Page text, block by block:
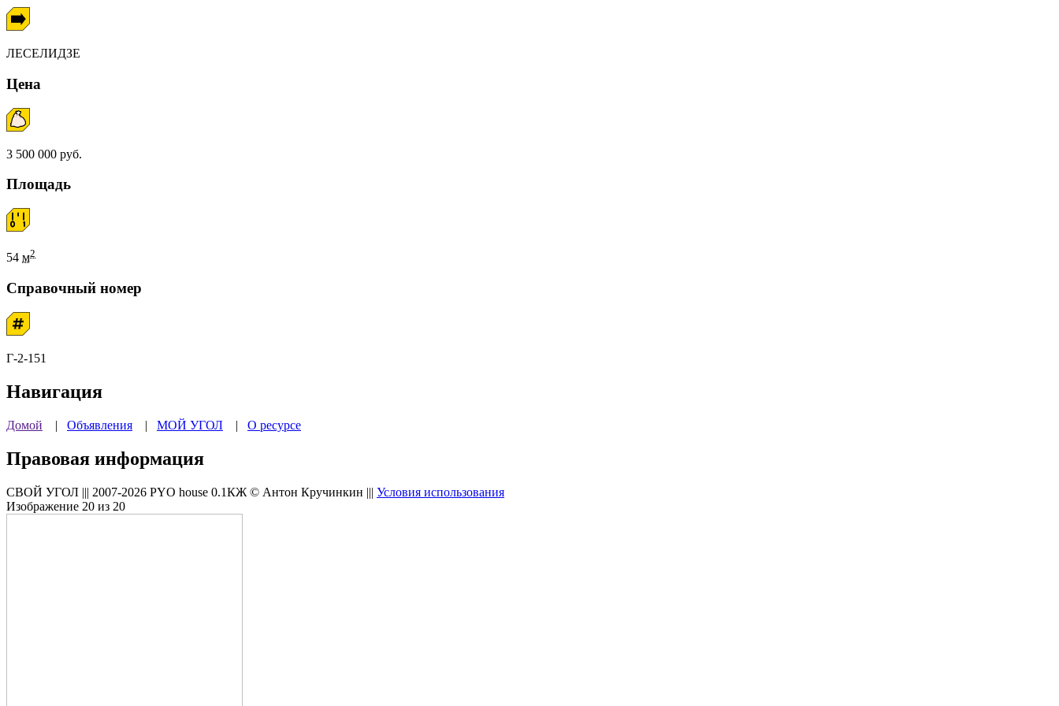
ЛЕСЕЛИДЗЕ
Цена
3 500 000 руб.
Площадь
54 м2
Справочный номер
Г-2-151
Навигация
Домой | Объявления | МОЙ УГОЛ | О ресурсе
Правовая информация
СВОЙ УГОЛ ||| 2007-2026 PYO house 0.1КЖ © Антон Кручинкин ||| Условия использования
Изображение 20 из 20